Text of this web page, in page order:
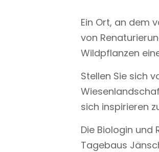
Ein Ort, an dem
von
Wildpflanzen
Stellen Sie sich
sich inspirieren
Die Biologin
Tagebaus